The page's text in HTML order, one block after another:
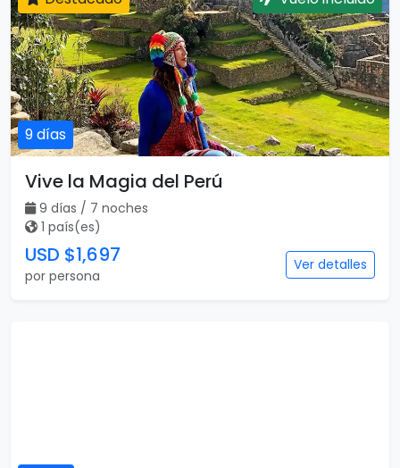
9 días
Vive la Magia del Perú
9 días / 7 noches
1 país(es)
USD $1,697
por persona
Ver detalles